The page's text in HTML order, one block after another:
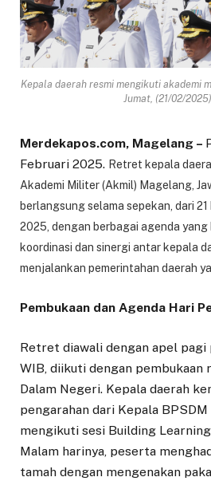
Kepala daerah resmi mengikuti akademi
Jumat, (21/02/
Merdekapos.com, Magelang –
Februari 2025. Retret kepala
Akademi Militer (Akmil) Magelang,
berlangsung selama sepekan, dari
2025, dengan berbagai agenda
koordinasi dan sinergi antar kepala
menjalankan pemerintahan daerah
Pembukaan dan Agenda Hari
Retret diawali dengan apel pagi
WIB, diikuti dengan
Dalam Negeri. Kepala daerah
pengarahan dari Kepala
mengikuti sesi Building
Malam harinya, peserta
tamah dengan mengenakan